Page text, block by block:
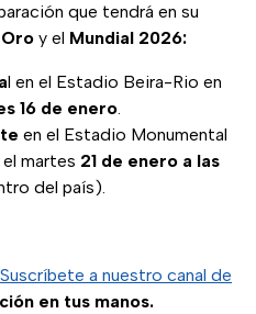
que tendrá en su
y el Mundial 2026:
l en el Estadio Beira-Rio en
16 de enero.
en el Estadio Monumental
martes 21 de enero a las
del país).
Suscríbete a nuestro canal de
en tus manos.